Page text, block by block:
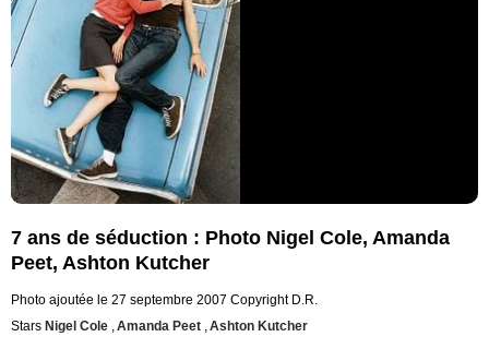
7 ans de séduction : Photo Nigel Cole, Amanda
Peet, Ashton Kutcher
Photo ajoutée le 27 septembre 2007 Copyright D.R.
Stars Nigel Cole ,Amanda Peet ,Ashton Kutcher